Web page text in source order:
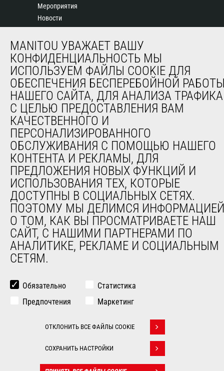
Мероприятия
Новости
General Terms and Conditions of Sale
ДРУГИЕ САЙТЫ ГРУППЫ
Manitou Group
Карьера
Used Manitou Machines
RMI Manitou
Gehl
Навесное оборудование Edge
© 2026
Manitou.com
Юридическая
информация
Politique de
protection des données
MANITOU УВАЖАЕТ ВАШУ
КОНФИДЕНЦИАЛЬНОСТЬ МЫ
ИСПОЛЬЗУЕМ ФАЙЛЫ COOKIE ДЛЯ
ОБЕСПЕЧЕНИЯ БЕСПЕРЕБОЙНОЙ
НАШЕГО САЙТА, ДЛЯ АНАЛИЗА ТРАФИКА
С ЦЕЛЬЮ ПРЕДОСТАВЛЕНИЯ ВАМ
КАЧЕСТВЕННОГО И
ПЕРСОНАЛИЗИРОВАННОГО
ОБСЛУЖИВАНИЯ С ПОМОЩЬЮ НАШЕГО
КОНТЕНТА И РЕКЛАМЫ, ДЛЯ
ПРЕДЛОЖЕНИЯ НОВЫХ ФУНКЦИЙ И
ИСПОЛЬЗОВАНИЯ ТЕХ, КОТОРЫЕ
ДОСТУПНЫ В СОЦИАЛЬНЫХ СЕТЯХ.
ПОЭТОМУ МЫ ДЕЛИМСЯ ИНФОРМАЦИЕЙ
О ТОМ, КАК ВЫ ПРОСМАТРИВАЕТЕ НАШ
САЙТ, С НАШИМИ ПАРТНЕРАМИ ПО
АНАЛИТИКЕ, РЕКЛАМЕ И СОЦИАЛЬНЫМ
СЕТЯМ.
Обязательно
Статистика
Предпочтения
Маркетинг
ОТКЛОНИТЬ ВСЕ ФАЙЛЫ COOKIE
СОХРАНИТЬ НАСТРОЙКИ